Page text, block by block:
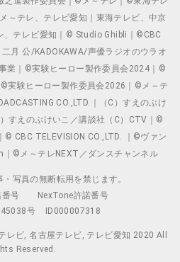
～テレ、テレビ愛知｜東海テレビ、中京
、テレビ愛知｜© Studio Ghibli｜©CBC
月 公/KADOKAWA/声優ラジオのウラオ
業｜©実験ヒーロー製作委員会2024｜©
実験ヒーロー製作委員会2026｜©メ～テ
CO.,LTD.｜（C）すえのぶけ
すえのぶけいこ／講談社（C）CTV｜©
© CBC TELEVISION CO.,LTD. ｜©ヴァン
©メ～テレNEXT／ダンスチャンネル
写真の無断転用を禁じます。
番号
NexTone許諾番号
号
ID000007318
レビ, 名古屋テレビ, テレビ愛知 2020 All
Reserved.